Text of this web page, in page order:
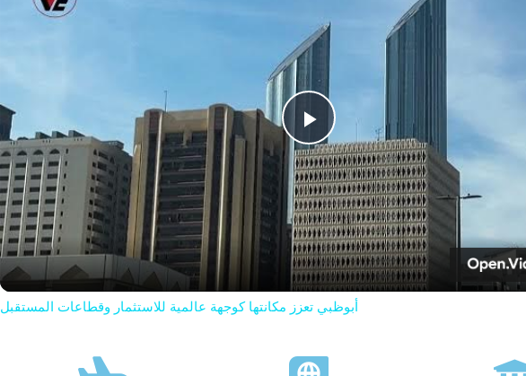
P
l
a
y
V
أبوظبي تعزز مكانتها كوجهة عالمية للاستثمار وقطاعات المستقبل